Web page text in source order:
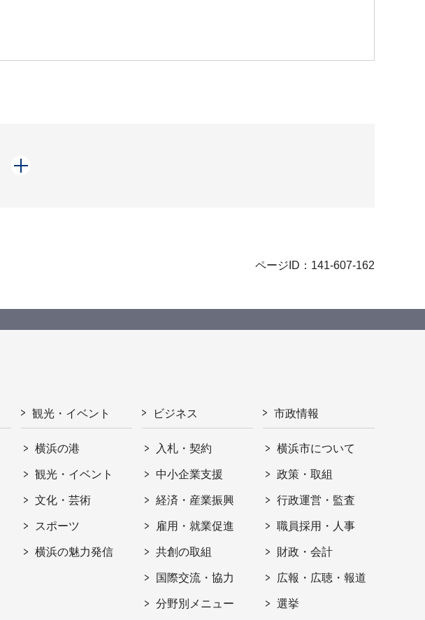
ページID：141-607-162
観光・イベント
横浜の港
観光・イベント
文化・芸術
スポーツ
横浜の魅力発信
ビジネス
入札・契約
中小企業支援
経済・産業振興
雇用・就業促進
共創の取組
国際交流・協力
分野別メニュー
市政情報
横浜市について
政策・取組
行政運営・監査
職員採用・人事
財政・会計
広報・広聴・報道
選挙